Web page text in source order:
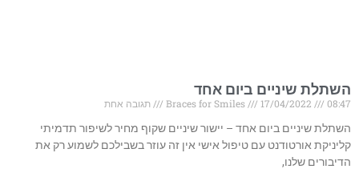
השתלת שיניים ביום אחד
Braces for Smiles 17/04/2022 08:47
תגובה אחת
השתלת שיניים ביום אחד – יישור שיניים שקוף מחיר לשיפור תדמיתי
קליניקת אורטודנט עם טיפול אישי אין זה עוזר בשבילכם לשמוע רק את
הדיבורים שלנו,